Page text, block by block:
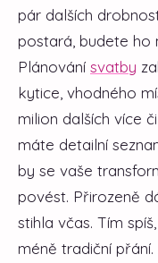
pár dalších
postará, budete ho
Plánování svatby
kytice, vhodného
milion dalších více
máte detailní
by se vaše
povést. Přirozeně
stihla včas. Tím
méně tradiční